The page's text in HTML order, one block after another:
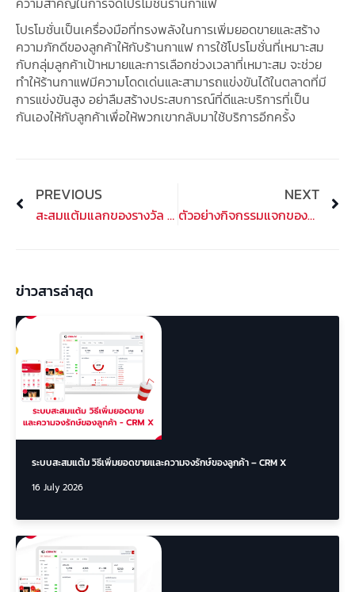
โปรโมชั่นเป็นเครื่องมือที่ทรงพลังในการเพิ่มยอดขายและสร้าง
ความภักดีของลูกค้าให้กับร้านกาแฟ การใช้โปรโมชั่นที่เหมาะสม
กับกลุ่มลูกค้าเป้าหมายและการเลือกช่วงเวลาที่เหมาะสม จะช่วย
ทำให้ร้านกาแฟมีความโดดเด่นและสามารถแข่งขันได้ในตลาดที่มี
การแข่งขันสูง อย่าลืมสร้างประสบการณ์ที่ดีและบริการที่เป็น
กันเองให้กับลูกค้าเพื่อให้พวกเขากลับมาใช้บริการอีกครั้ง
Prev
PREVIOUS
สะสมแต้มแลกของรางวัล สร้างแคมเปญการตลาดเพื่อเพิ่มยอดขาย
NEXT
ตัวอย่างกิจกรรมแจกของรางวัล ในการโปรโมทร้านค้าและบริการ
ข่าวสารล่าสุด
ระบบสะสมแต้ม วิธีเพิ่มยอดขายและความจงรักษ์ของลูกค้า – CRM X
16 July 2026